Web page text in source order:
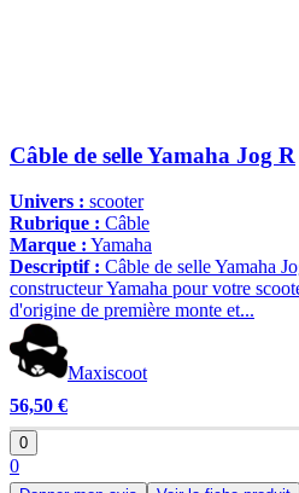
Câble de selle Yamaha Jog R
Univers : scooter
Rubrique : Câble
Marque : Yamaha
Descriptif : Câble de selle Yamaha
constructeur Yamaha pour votre
d'origine de première monte et...
Maxiscoot
56,50 €
0
0